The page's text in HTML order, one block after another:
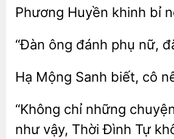
Huyền khinh
“Đàn ông đánh nữ,
Hạ Mộng Sanh
“Không chỉ những
như vậy, Thời Đình Tự